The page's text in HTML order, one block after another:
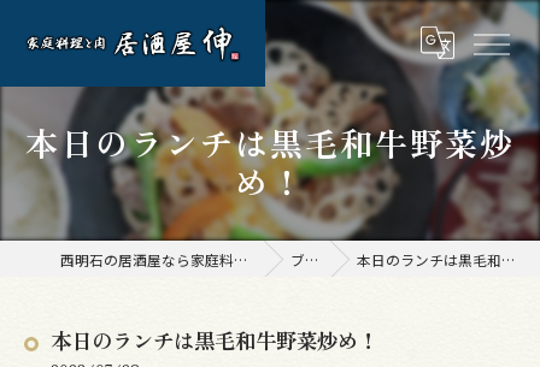
本日のランチは黒毛和牛野菜炒
め！
西明石の居酒屋なら家庭料理と肉 居酒屋 伸 ブログ 本日のランチは黒毛和牛野菜炒め！
本日のランチは黒毛和牛野菜炒め！